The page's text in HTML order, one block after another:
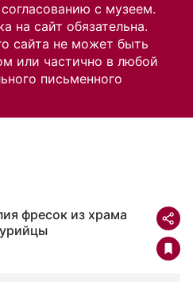
с музеем.
на сайт обязательна.
сайта не может быть
или частично в любой
письменного
фресок из храма